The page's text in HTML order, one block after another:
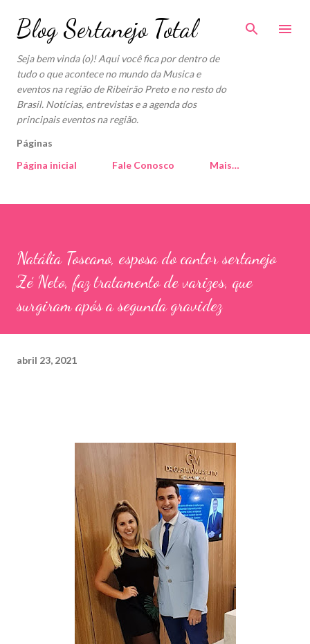
Pular para o conteúdo principal
Blog Sertanejo Total
Seja bem vinda (o)! Aqui você fica por dentro de
tudo o que acontece no mundo da Musica e
eventos na região de Ribeirão Preto e no resto do
Brasil. Notícias, entrevistas e a agenda dos
principais eventos na região.
Páginas
Página inicial
Fale Conosco Mais…
Natália Toscano, esposa do cantor sertanejo
Zé Neto, faz tratamento de varizes, que
surgiram após a segunda gravidez
abril 23, 2021